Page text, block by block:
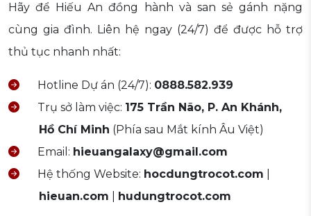
Hãy để Hiếu An đồng hành và san sẻ gánh nặng
cùng gia đình. Liên hệ ngay (24/7) để được hỗ trợ
thủ tục nhanh nhất:
Hotline Dự án (24/7): 0888.582.939
Trụ sở làm việc: 175 Trần Não, P. An Khánh,
Hồ Chí Minh (Phía sau Mắt kính Âu Việt)
Email: hieuangalaxy@gmail.com
Hệ thống Website: hocdungtrocot.com
hieuan.com
hudungtrocot.com